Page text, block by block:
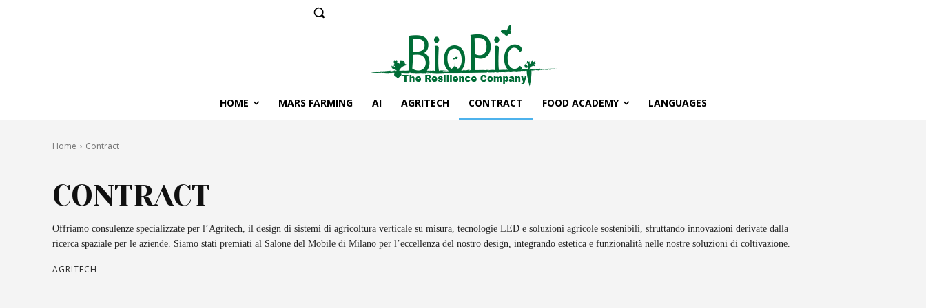
HOME MARS FARMING AI AGRITECH CONTRACT FOOD ACADEMY LANGUAGES
Home Contract
CONTRACT
Offriamo consulenze specializzate per l’Agritech, il design di sistemi di agricoltura verticale su misura, tecnologie LED e soluzioni agricole sostenibili, sfruttando innovazioni derivate dalla
ricerca spaziale per le aziende. Siamo stati premiati al Salone del Mobile di Milano per l’eccellenza del nostro design, integrando estetica e funzionalità nelle nostre soluzioni di coltivazione.
AGRITECH